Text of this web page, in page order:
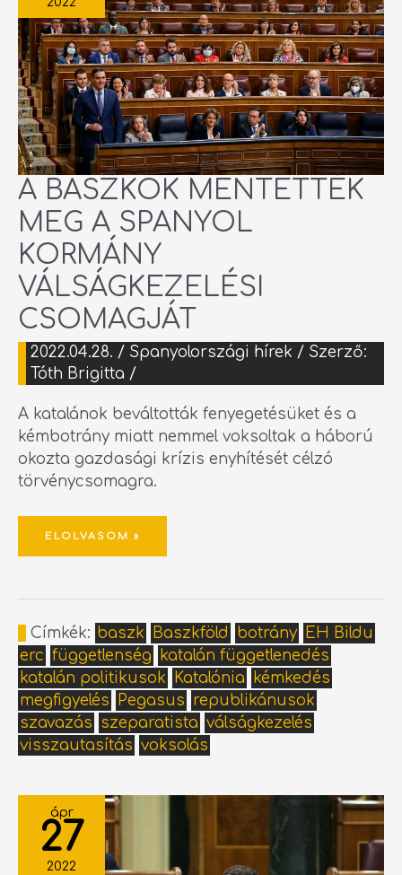
A BASZKOK MENTETTÉK
MEG A SPANYOL
KORMÁNY
VÁLSÁGKEZELÉSI
CSOMAGJÁT
2022.04.28. / Spanyolországi hírek / Szerző:
Tóth Brigitta /
A katalánok beváltották fenyegetésüket és a
kémbotrány miatt nemmel voksoltak a háború
okozta gazdasági krízis enyhítését célzó
törvénycsomagra.
VÁLSÁGKEZELÉSI
CSOMAGJÁT
ELOLVASOM »
Címkék: baszk Baszkföld botrány
EH Bildu
erc függetlenség
katalán függetlenedés
katalán politikusok
Katalónia
kémkedés
megfigyelés
Pegasus republikánusok
szavazás szeparatista válságkezelés
visszautasítás voksolás
ápr
27
2022
PEGASUS-
BOTRÁNY:
BLOKKOLHATJÁK
A
KATALÁNOK
A
SPANYOL
VÁLSÁGKEZELÉST